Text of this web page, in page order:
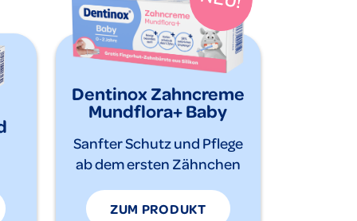
Dentinox Zahncreme
Mundflora+ Baby
Sanfter Schutz und Pflege
ab dem ersten Zähnchen
ZUM PRODUKT